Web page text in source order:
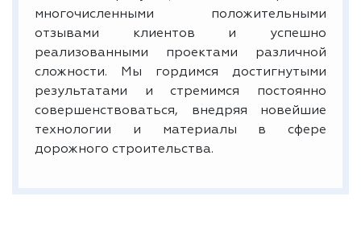
многочисленными положительными
отзывами клиентов и успешно
реализованными проектами различной
сложности. Мы гордимся достигнутыми
результатами и стремимся постоянно
совершенствоваться, внедряя новейшие
технологии и материалы в сфере
дорожного строительства.